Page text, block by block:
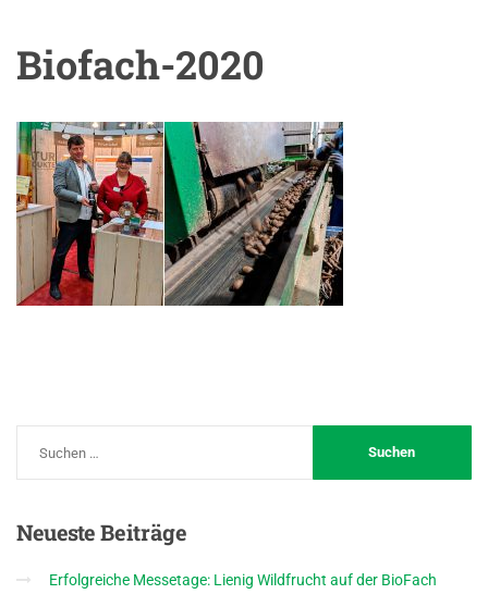
Biofach-2020
NeuesteBeiträge
Erfolgreiche Messetage: Lienig Wildfrucht auf der BioFach